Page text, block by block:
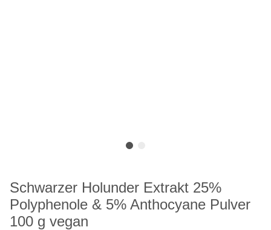
Schwarzer Holunder Extrakt 25%
Polyphenole & 5% Anthocyane Pulver
100 g vegan